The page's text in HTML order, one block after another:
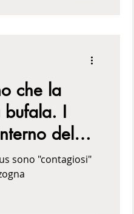
che la
I
del
sono "contagiosi"